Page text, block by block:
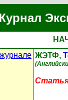
ЖЭТФ,
Статья